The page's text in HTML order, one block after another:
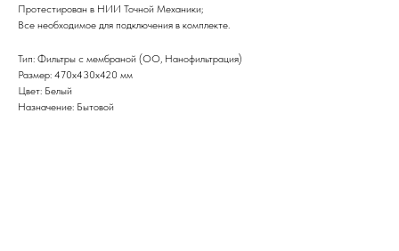
Протестирован в НИИ Точной Механики;
Все необходимое для подключения в комплекте.
Тип: Фильтры с мембраной (ОО, Нанофильтрация)
Размер: 470х430х420 мм
Цвет: Белый
Назначение: Бытовой